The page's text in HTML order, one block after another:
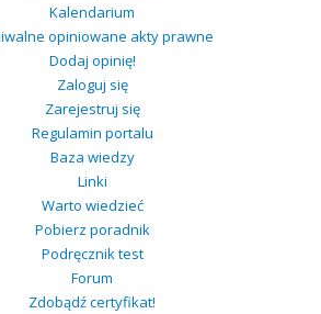
Kalendarium
opiniowane akty prawne
Dodaj opinię!
Zaloguj się
Zarejestruj się
Regulamin portalu
Baza wiedzy
Linki
Warto wiedzieć
Pobierz poradnik
Podręcznik test
Forum
Zdobądź certyfikat!